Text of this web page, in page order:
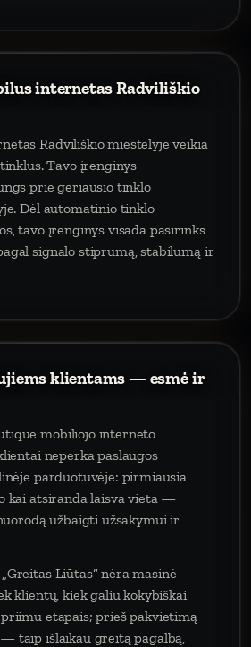
internetas Radviliškio
Radviliškio miestelyje veikia
Tavo įrenginys
prie geriausio tinklo
Dėl automatinio tinklo
tavo įrenginys visada pasirinks
signalo stiprumą, stabilumą ir
klientams — esmė ir
mobiliojo interneto
neperka paslaugos
parduotuvėje: pirmiausia
kai atsiranda laisva vieta —
užbaigti užsakymui ir
Liūtas“ nėra masinė
klientų, kiek galiu kokybiškai
etapais; prieš pakvietimą
taip išlaikau greitą pagalbą,